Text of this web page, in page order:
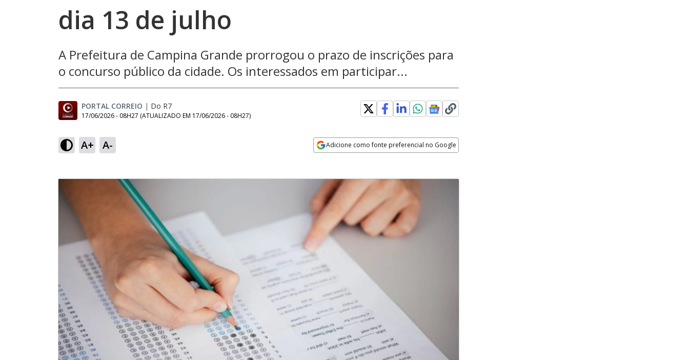
dia 13 de julho
A Prefeitura de Campina Grande prorrogou o prazo de inscrições para
o concurso público da cidade. Os interessados em participar...
PORTAL CORREIO | Do R7
17/06/2026 - 08H27 (ATUALIZADO EM 17/06/2026 - 08H27)
A+ A- Adicione como fonte preferencial no Google